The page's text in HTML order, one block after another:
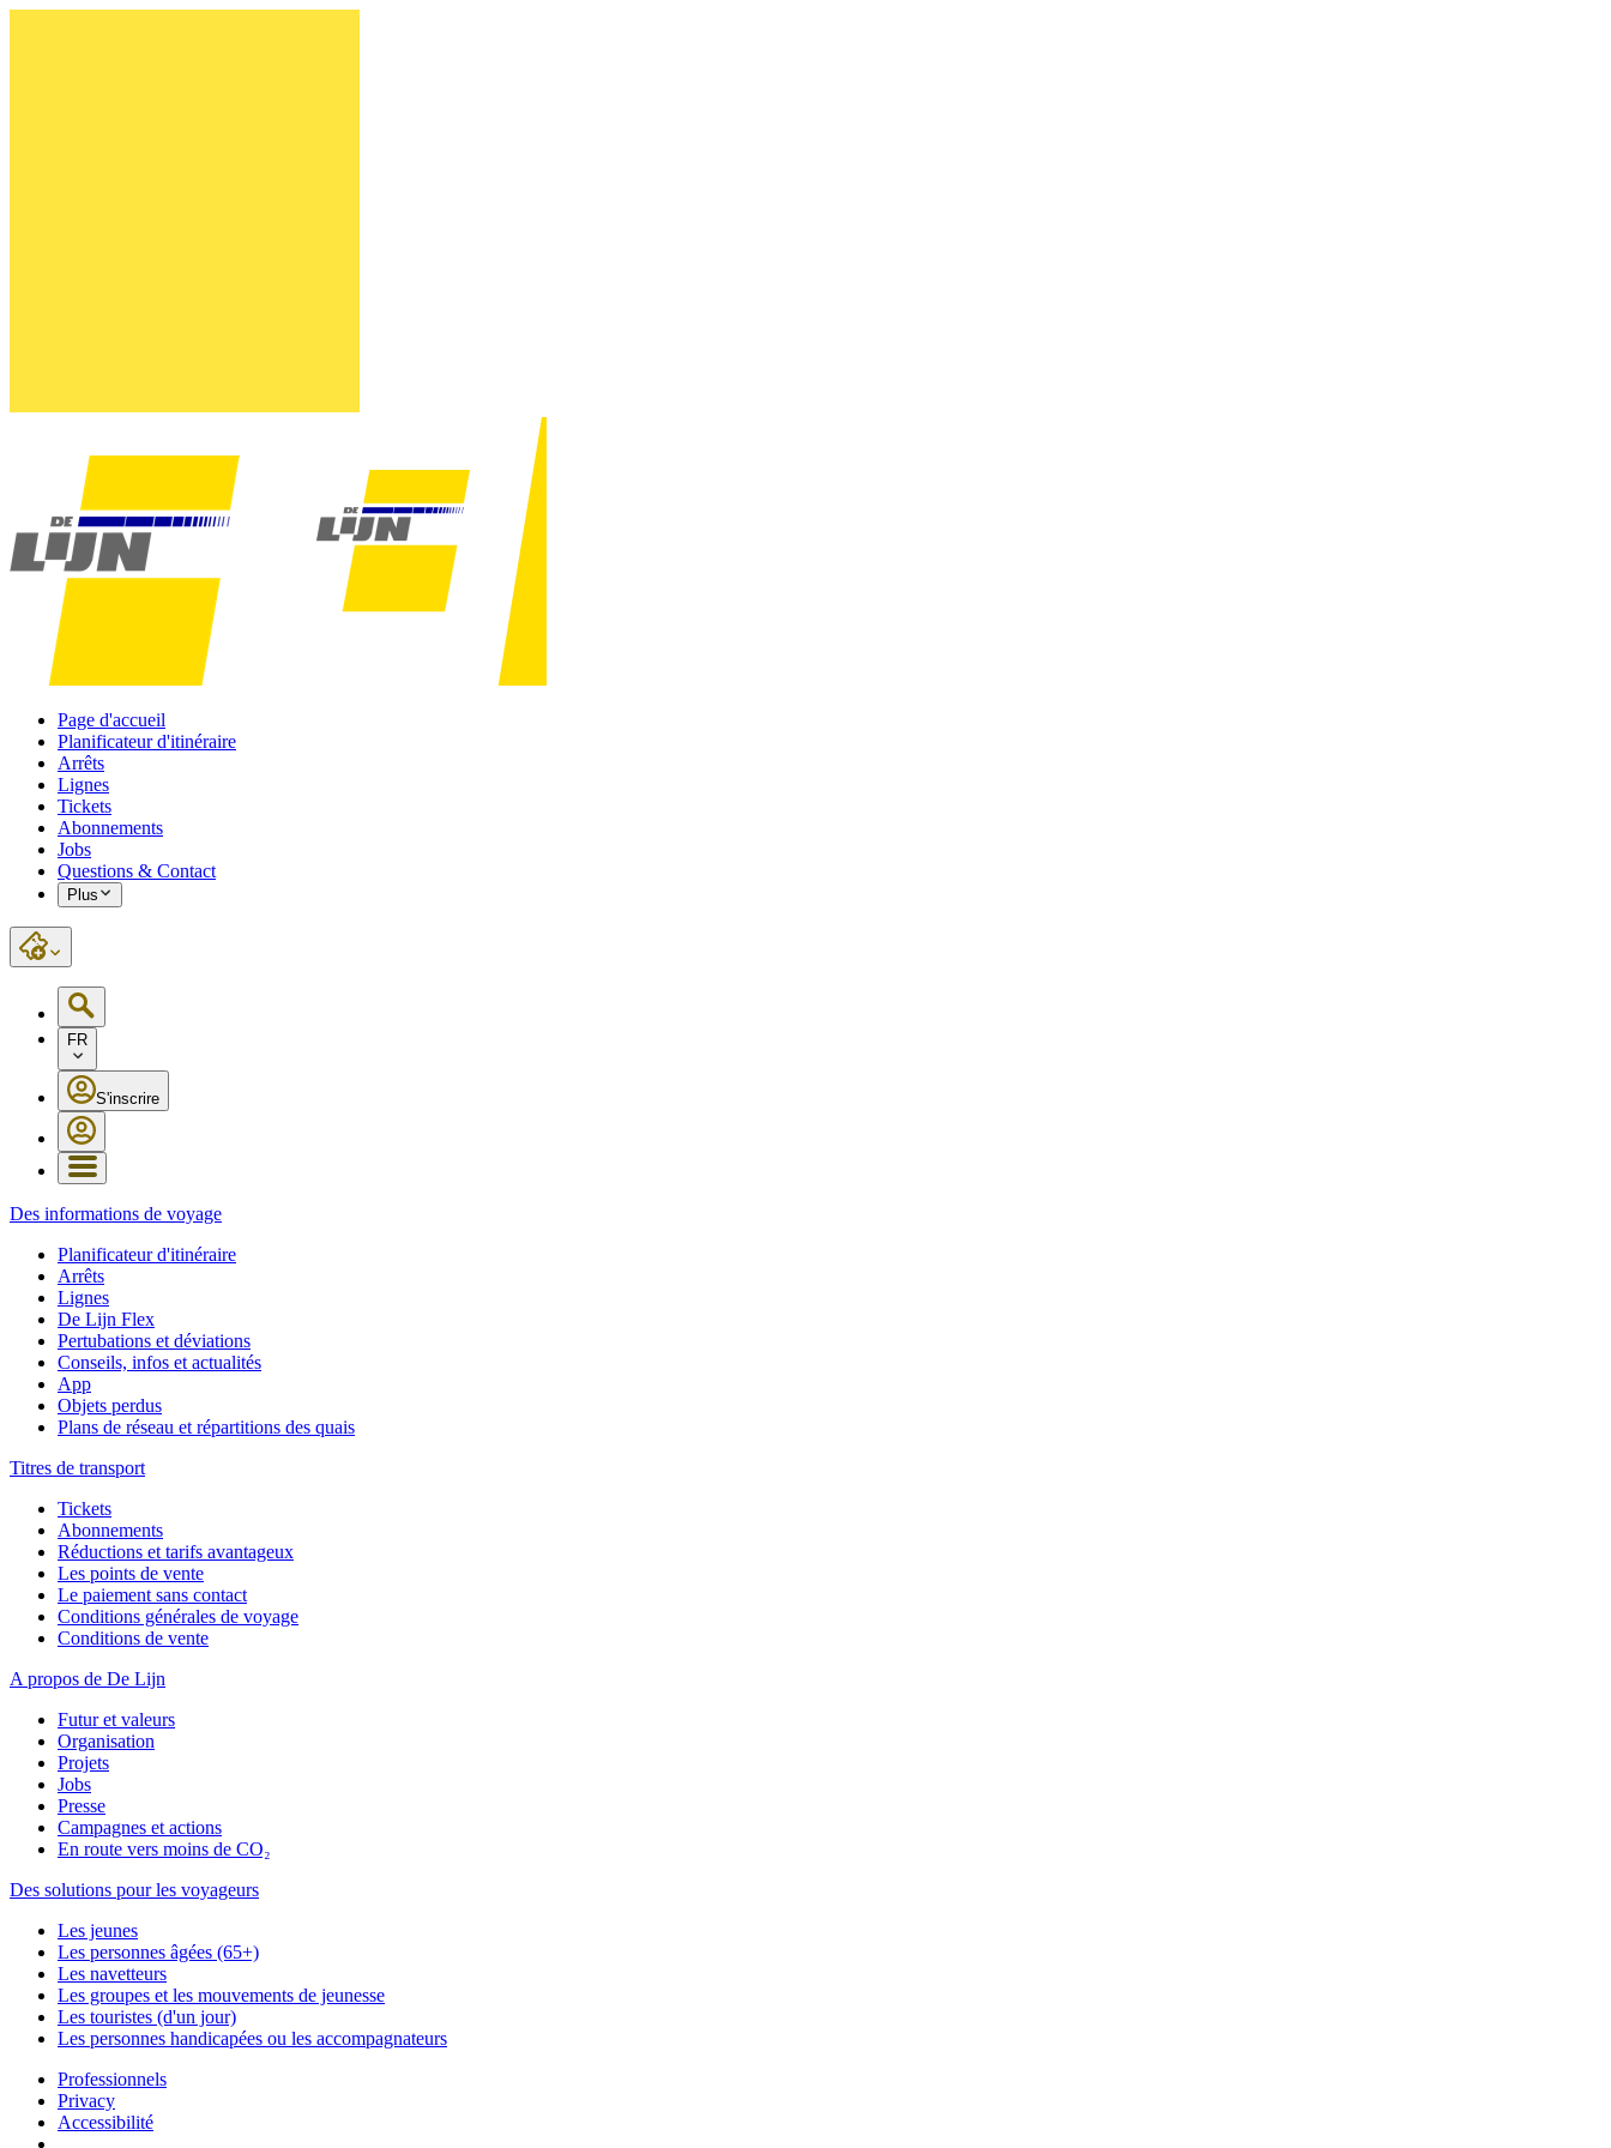
Page d'accueil
Planificateur d'itinéraire
Arrêts
Lignes
Tickets
Abonnements
Jobs
Questions & Contact
Plus
FR
S'inscrire
Des informations de voyage
Planificateur d'itinéraire
Arrêts
Lignes
De Lijn Flex
Pertubations et déviations
Conseils, infos et actualités
App
Objets perdus
Plans de réseau et répartitions des quais
Titres de transport
Tickets
Abonnements
Réductions et tarifs avantageux
Les points de vente
Le paiement sans contact
Conditions générales de voyage
Conditions de vente
A propos de De Lijn
Futur et valeurs
Organisation
Projets
Jobs
Presse
Campagnes et actions
En route vers moins de CO₂
Des solutions pour les voyageurs
Les jeunes
Les personnes âgées (65+)
Les navetteurs
Les groupes et les mouvements de jeunesse
Les touristes (d'un jour)
Les personnes handicapées ou les accompagnateurs
Professionnels
Privacy
Accessibilité